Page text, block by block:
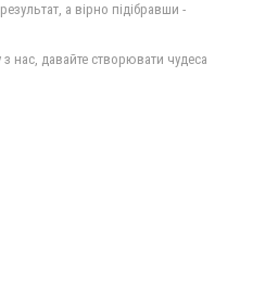
а вірно підібравши -
нас, давайте створювати чудеса